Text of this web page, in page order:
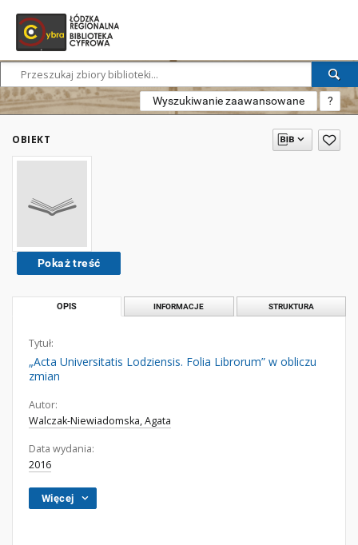
Wyszukiwanie zaawansowane ?
OBIEKT
Pokaż treść
OPIS INFORMACJE STRUKTURA
Tytuł:
„Acta Universitatis Lodziensis. Folia Librorum” w obliczu
zmian
Autor:
Walczak-Niewiadomska, Agata
Data wydania:
2016
Więcej